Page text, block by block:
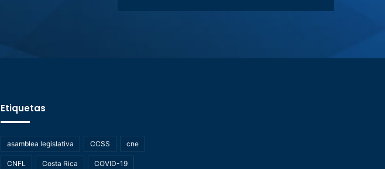
Etiquetas
asamblea legislativa CCSS cne
CNFL Costa Rica COVID-19